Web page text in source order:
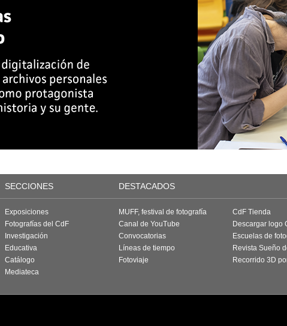
SECCIONES DESTACADOS
Exposiciones
Fotografías del CdF
Investigación
Educativa
Catálogo
Mediateca
MUFF, festival de fotografía
Canal de YouTube
Convocatorias
Líneas de tiempo
Fotoviaje
CdF Tienda
Descargar logo
Escuelas de
Revista Sueño
Recorrido 3D